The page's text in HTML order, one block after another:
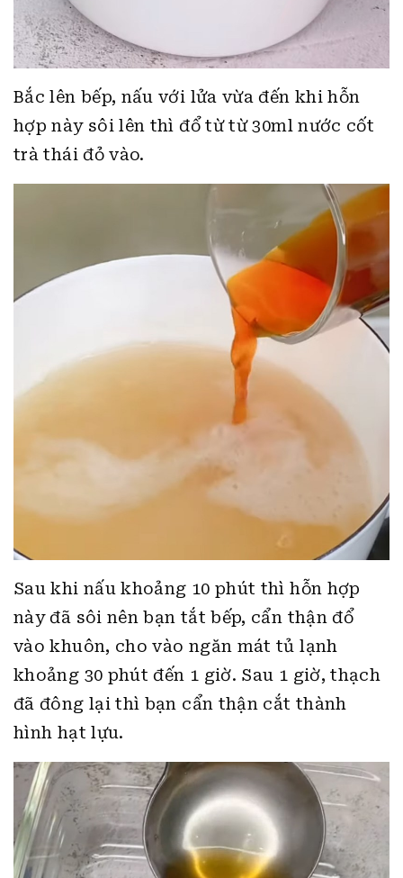
Bắc lên bếp, nấu với lửa vừa đến khi hỗn
hợp này sôi lên thì đổ từ từ 30ml nước cốt
trà thái đỏ vào.
Sau khi nấu khoảng 10 phút thì hỗn hợp
này đã sôi nên bạn tắt bếp, cẩn thận đổ
vào khuôn, cho vào ngăn mát tủ lạnh
khoảng 30 phút đến 1 giờ. Sau 1 giờ, thạch
đã đông lại thì bạn cẩn thận cắt thành
hình hạt lựu.